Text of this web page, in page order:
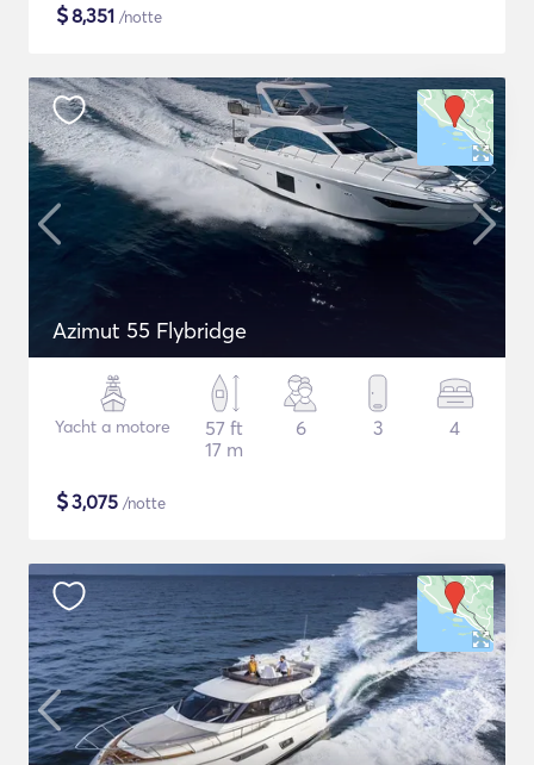
$8,351 /notte
Azimut 55 Flybridge
Yacht a motore
57 ft
17 m
6 3 4
$3,075 /notte